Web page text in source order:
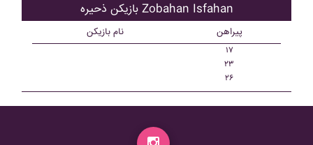
بازیکن ذحیره Zobahan Isfahan
نام بازیکن پیراهن
۱۷
۲۳
۲۶